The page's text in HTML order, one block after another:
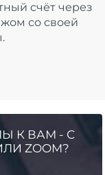
счёт через
со своей
К ВАМ - С
ZOOM?